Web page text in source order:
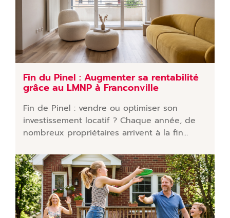
Fin du Pinel : Augmenter sa rentabilité
grâce au LMNP à Franconville
Fin de Pinel : vendre ou optimiser son
investissement locatif ? Chaque année, de
nombreux propriétaires arrivent à la fin…